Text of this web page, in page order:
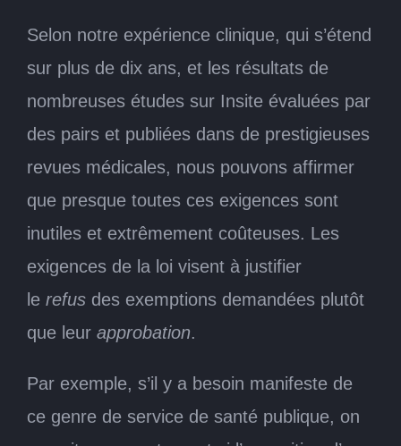
Selon notre expérience clinique, qui s’étend
sur plus de dix ans, et les résultats de
nombreuses études sur Insite évaluées par
des pairs et publiées dans de prestigieuses
revues médicales, nous pouvons affirmer
que presque toutes ces exigences sont
inutiles et extrêmement coûteuses. Les
exigences de la loi visent à justifier
le refus des exemptions demandées plutôt
que leur approbation.
Par exemple, s’il y a besoin manifeste de
ce genre de service de santé publique, on